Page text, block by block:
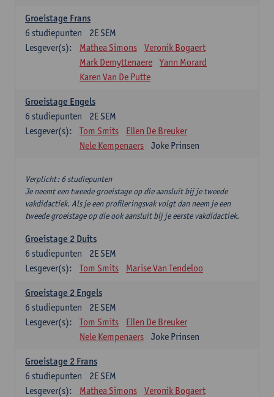
Groeistage Frans
2E SEM
6 studiepunten
Lesgever(s):
Mathea Simons
Veronik Bogaert
Mark Demyttenaere
Yann Morard
Karen Van De Putte
Groeistage Engels
2E SEM
6 studiepunten
Lesgever(s):
Tom Smits
Ellen De Breuker
Nele Kempenaers
Joke Prinsen
Verplicht: 6 studiepunten
Je neemt een tweede groeistage op die aansluit bij je tweede
vakdidactiek. Als je een profileringsvak volgt dan neem je een
tweede groeistage op die ook aansluit bij je eerste vakdidactiek.
Groeistage 2 Duits
2E SEM
6 studiepunten
Lesgever(s):
Tom Smits Marise Van Tendeloo
Groeistage 2 Engels
2E SEM
6 studiepunten
Lesgever(s):
Tom Smits
Ellen De Breuker
Nele Kempenaers
Joke Prinsen
Groeistage 2 Frans
2E SEM
6 studiepunten
Lesgever(s):
Mathea Simons
Veronik Bogaert